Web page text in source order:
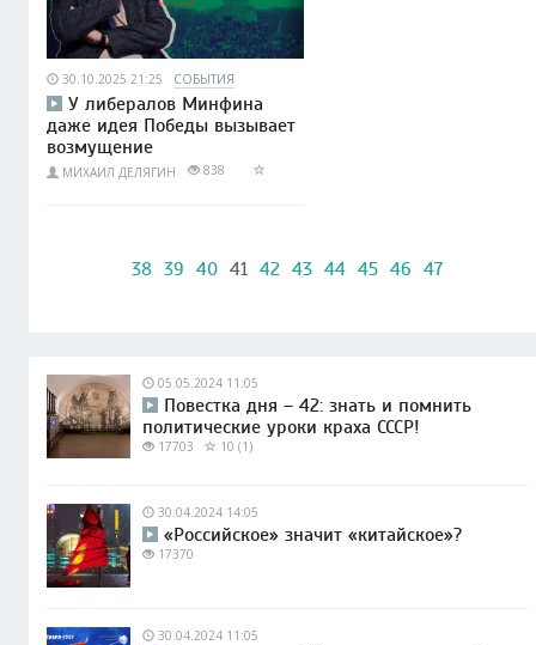
30.10.2025 21:25 СОБЫТИЯ
У либералов Минфина
даже идея Победы вызывает
возмущение
МИХАИЛ ДЕЛЯГИН 838
38 39 40 41 42 43 44 45 46 47
05.05.2024 11:05
Повестка дня – 42: знать и помнить
политические уроки краха СССР!
17703 10 (1)
30.04.2024 14:05
«Российское» значит «китайское»?
17370
30.04.2024 11:05